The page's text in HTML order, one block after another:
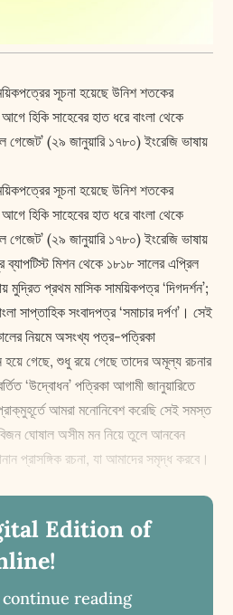
সূচনা হয়েছে উনিশ শতকের
হিকি সাহেবের হাত ধরে বাংলা থেকে
গেজেট’ (২৯ জানুয়ারি ১৭৮০) ইংরেজি ভাষায়
সূচনা হয়েছে উনিশ শতকের
হিকি সাহেবের হাত ধরে বাংলা থেকে
গেজেট’ (২৯ জানুয়ারি ১৭৮০) ইংরেজি ভাষায়
মিশন থেকে ১৮১৮ সালের এপ্রিল
মুদ্রিত প্রথম মাসিক সাময়িকপত্র ‘দিগদর্শন’;
সাপ্তাহিক সংবাদপত্র ‘সমাচার দর্পণ’। সেই
নিয়মে অসংখ্য পত্র-পত্রিকা
হয়ে গেছে, শুধু রয়ে গেছে তাদের অমূল্য রচনার
‘উদ্বোধন’ পত্রিকা আগামী জানুয়ারিতে
আমরা মনোনিবেশ করেছি সেই সমস্ত
ঘোষাল অসীম মন নিয়ে তুলে আনবেন
প্রাসঙ্গিক রচনা, যা আমাদের সমৃদ্ধ করবে।
Edition of
reading